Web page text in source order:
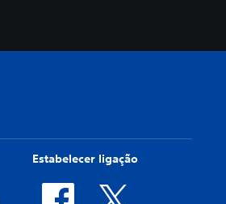
Estabelecer ligação